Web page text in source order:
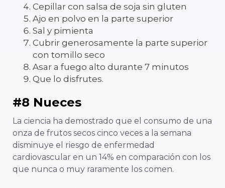
Cepillar con salsa de soja sin gluten
Ajo en polvo en la parte superior
Sal y pimienta
Cubrir generosamente la parte superior
con tomillo seco
Asar a fuego alto durante 7 minutos
Que lo disfrutes.
#8 Nueces
La ciencia ha demostrado que el consumo de una
onza de frutos secos cinco veces a la semana
disminuye el riesgo de enfermedad
cardiovascular en un 14% en comparación con los
que nunca o muy raramente los comen.